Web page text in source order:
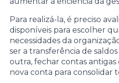
Para realizá-la, é preciso
disponíveis para escolher
necessidades da
ser a transferência de
outra, fechar contas antigas
nova conta para consolidar